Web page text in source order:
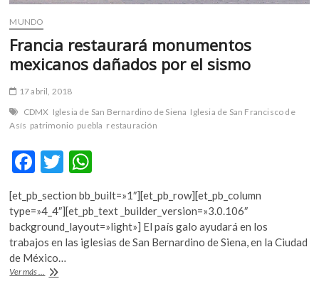
MUNDO
Francia restaurará monumentos
mexicanos dañados por el sismo
17 abril, 2018
CDMX Iglesia de San Bernardino de Siena Iglesia de San Francisco de
Asís patrimonio puebla restauración
F
e
b
o
o
T
w
itt
er
h
at
s
A
[et_pb_section bb_built=»1″][et_pb_row][et_pb_column
type=»4_4″][et_pb_text _builder_version=»3.0.106″
background_layout=»light»] El país galo ayudará en los
trabajos en las iglesias de San Bernardino de Siena, en la Ciudad
de México…
Ver más ...
Francia